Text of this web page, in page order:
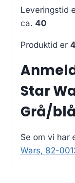
Leveringstid
ca. 40
Produktid er
Star
Grå/
Se om vi har
Wars, 82-